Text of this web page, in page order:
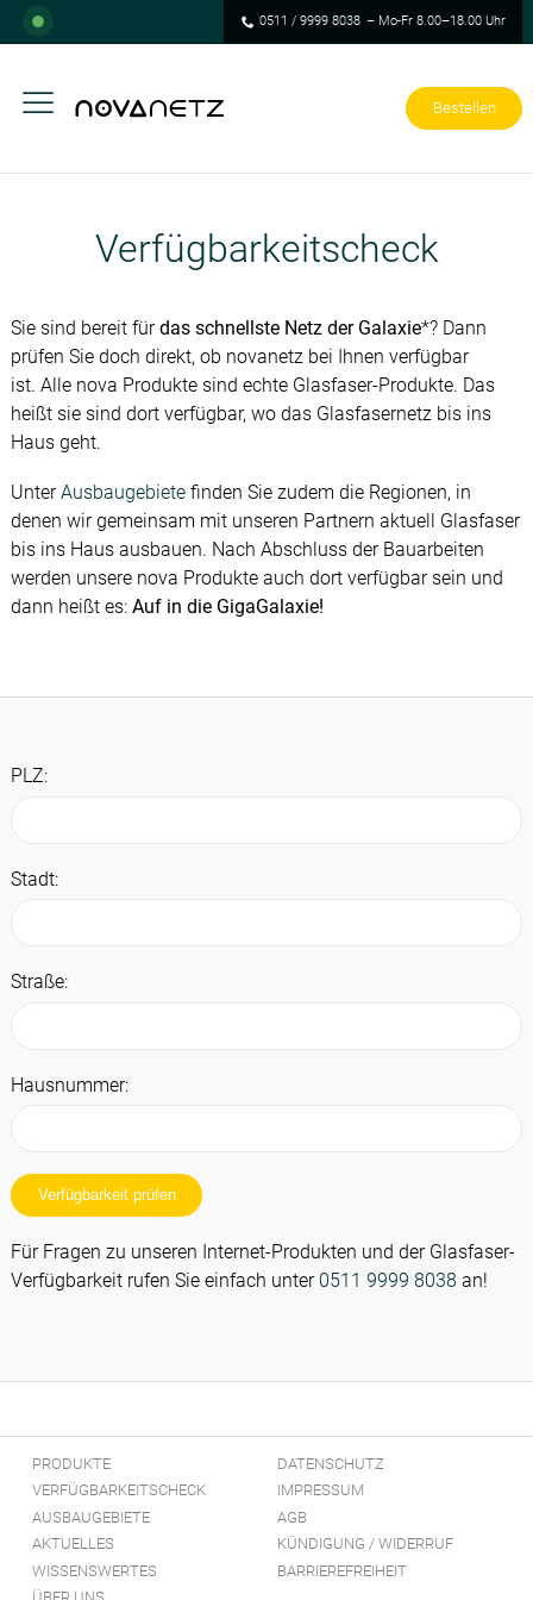
0511 / 9999 8038 – Mo-Fr 8.00–18.00 Uhr
Bestellen
Verfügbarkeitscheck
Sie sind bereit fürdas schnellste Netz der Galaxie*? Dann
prüfen Sie doch direkt, ob novanetz bei Ihnen verfügbar
ist. Alle nova Produkte sind echte Glasfaser-Produkte. Das
heißt sie sind dort verfügbar, wo das Glasfasernetz bis ins
Haus geht.
UnterAusbaugebiete finden Sie zudem die Regionen, in
denen wir gemeinsam mit unseren Partnern aktuell Glasfaser
bis ins Haus ausbauen. Nach Abschluss der Bauarbeiten
werden unsere nova Produkte auch dort verfügbar sein und
dann heißt es: Auf in die GigaGalaxie!
PLZ:
Stadt:
Straße:
Hausnummer:
Verfügbarkeit prüfen
Für Fragen zu unseren Internet-Produkten und der Glasfaser-
Verfügbarkeit rufen Sie einfach unter 0511 9999 8038 an!
PRODUKTE
VERFÜGBARKEITSCHECK
AUSBAUGEBIETE
AKTUELLES
WISSENSWERTES
DATENSCHUTZ
IMPRESSUM
AGB
KÜNDIGUNG / WIDERRUF
BARRIEREFREIHEIT